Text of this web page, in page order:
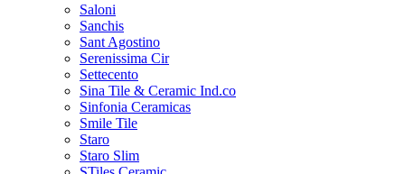
Saloni
Sanchis
Sant Agostino
Serenissima Cir
Settecento
Sina Tile & Ceramic Ind.co
Sinfonia Ceramicas
Smile Tile
Staro
Staro Slim